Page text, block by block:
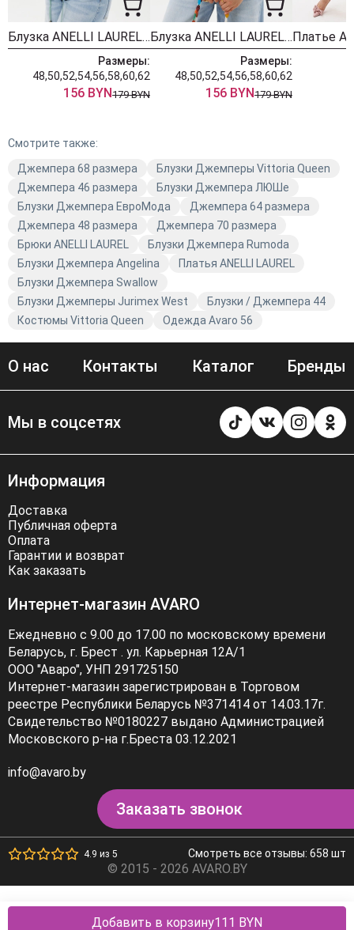
Добавить в корзину111 BYN
Блузка ANELLI LAUREL 1861 мятный лепесток
Размеры:
48,50,52,54,56,58,60,62
156 BYN179 BYN
Блузка ANELLI LAUREL 1861 лавандовый лепесток
Размеры:
48,50,52,54,56,58,60,62
156 BYN179 BYN
Смотрите также:
Джемпера 68 размера
Блузки Джемперы Vittoria Queen
Джемпера 46 размера
Блузки Джемпера ЛЮШе
Блузки Джемпера ЕвроМода
Джемпера 64 размера
Джемпера 48 размера
Джемпера 70 размера
Брюки ANELLI LAUREL
Блузки Джемпера Rumoda
Блузки Джемпера Angelina
Платья ANELLI LAUREL
Блузки Джемпера Swallow
Блузки Джемперы Jurimex West
Блузки / Джемпера 44
Костюмы Vittoria Queen
Одежда Avaro 56
О нас Контакты Каталог Бренды
Мы в соцсетях
Информация
Доставка
Публичная оферта
Оплата
Гарантии и возврат
Как заказать
Интернет-магазин AVARO
Ежедневно с 9.00 до 17.00 по московскому времени
Беларусь, г. Брест . ул. Карьерная 12А/1
ООО "Аваро", УНП 291725150
Интернет-магазин зарегистрирован в Торговом
реестре Республики Беларусь №371414 от 14.03.17г.
Свидетельство №0180227 выдано Администрацией
Московского р-на г.Бреста 03.12.2021
info@avaro.by
Заказать звонок
4.9 из 5 Смотреть все отзывы: 658 шт
© 2015 - 2026 AVARO.BY